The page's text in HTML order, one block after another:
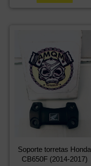
Soporte torretas Honda
CB650F (2014-2017)